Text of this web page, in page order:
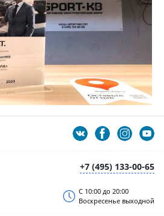
+7 (495) 133-00-65
С 10:00 до 20:00
Воскресенье выходной